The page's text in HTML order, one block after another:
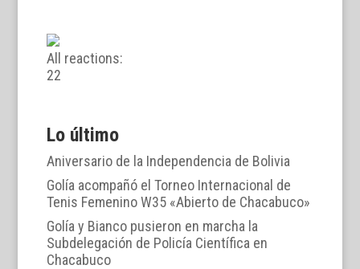
All reactions:
22
Lo último
Aniversario de la Independencia de Bolivia
Golía acompañó el Torneo Internacional de
Tenis Femenino W35 «Abierto de Chacabuco»
Golía y Bianco pusieron en marcha la
Subdelegación de Policía Científica en
Chacabuco